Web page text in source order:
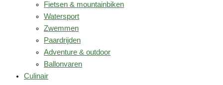
Fietsen & mountainbiken
Watersport
Zwemmen
Paardrijden
Adventure & outdoor
Ballonvaren
Culinair